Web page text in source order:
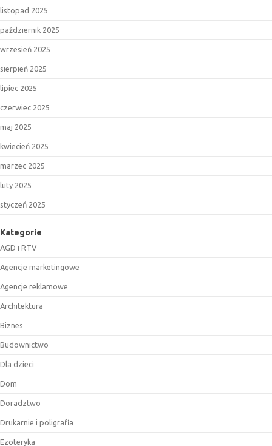
listopad 2025
październik 2025
wrzesień 2025
sierpień 2025
lipiec 2025
czerwiec 2025
maj 2025
kwiecień 2025
marzec 2025
luty 2025
styczeń 2025
Kategorie
AGD i RTV
Agencje marketingowe
Agencje reklamowe
Architektura
Biznes
Budownictwo
Dla dzieci
Dom
Doradztwo
Drukarnie i poligrafia
Ezoteryka